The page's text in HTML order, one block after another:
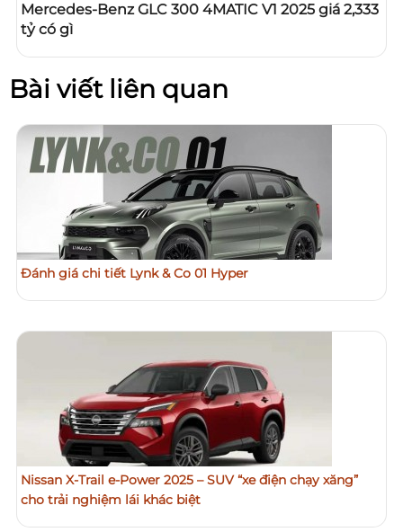
Mercedes-Benz GLC 300 4MATIC V1 2025 giá 2,333
tỷ có gì
Bài viết liên quan
Đánh giá chi tiết Lynk & Co 01 Hyper
Nissan X-Trail e-Power 2025 – SUV “xe điện chạy xăng”
cho trải nghiệm lái khác biệt